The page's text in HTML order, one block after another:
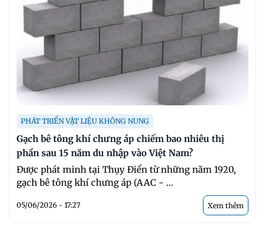
PHÁT TRIỂN VẬT LIỆU KHÔNG NUNG
Gạch bê tông khí chưng áp chiếm bao nhiêu thị
phần sau 15 năm du nhập vào Việt Nam?
Được phát minh tại Thụy Điển từ những năm 1920,
gạch bê tông khí chưng áp (AAC - ...
05/06/2026 - 17:27 Xem thêm